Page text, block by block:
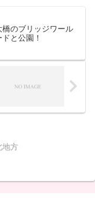
のブリッジワール
と公園！
地方